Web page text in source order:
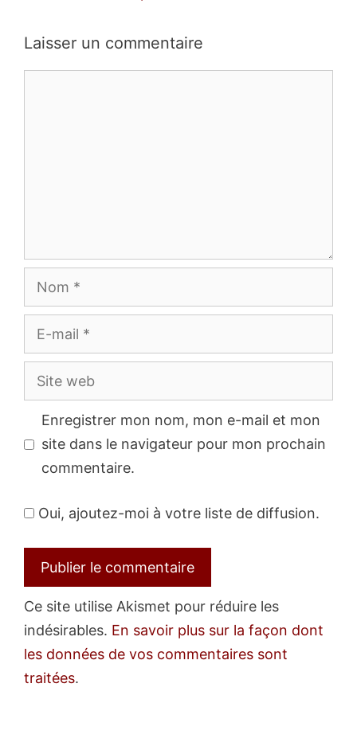
commentaires
Laisser un commentaire
Nom
E-
mail
Site
web
Enregistrer mon nom, mon e-mail et mon
site dans le navigateur pour mon prochain
commentaire.
Oui, ajoutez-moi à votre liste de diffusion.
Ce site utilise Akismet pour réduire les
indésirables. En savoir plus sur la façon dont
les données de vos commentaires sont
traitées.